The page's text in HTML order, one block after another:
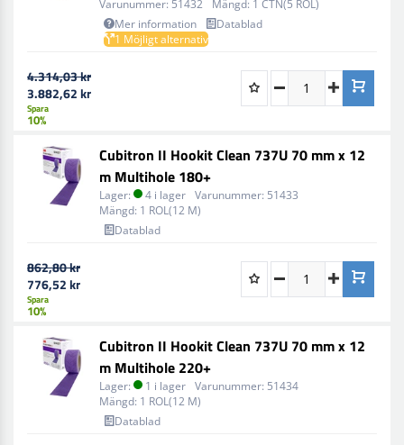
Den unika kiss-cut-udskæringsteknologi gör det enkelt
att välja den ark längd som är bäst för projektet.
Varunummer: 51432 Mängd: 1 CTN(5 ROL)
Mer information
Datablad
1 Möjligt alternativ
4.314,03 kr
3.882,62 kr
Spara
10%
Cubitron II Hookit Clean 737U 70 mm x 12
m Multihole 180+
Lager: 4 i lager Varunummer: 51433
Mängd: 1 ROL(12 M)
Datablad
862,80 kr
776,52 kr
Spara
10%
Cubitron II Hookit Clean 737U 70 mm x 12
m Multihole 220+
Lager: 1 i lager Varunummer: 51434
Mängd: 1 ROL(12 M)
Datablad